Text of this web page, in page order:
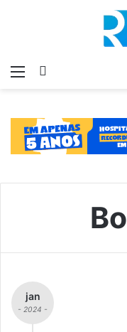
Menu
jan
- 2024 -